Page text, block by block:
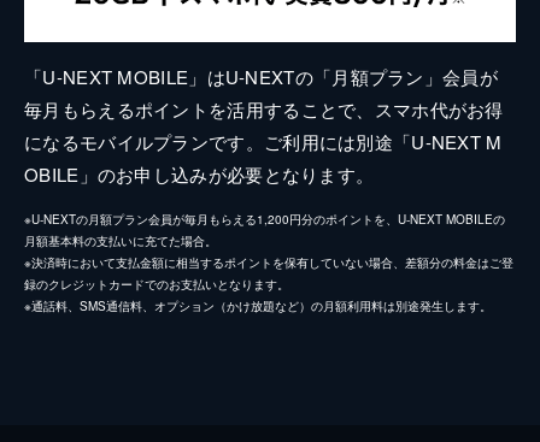
「U-NEXT MOBILE」はU-NEXTの「月額プラン」会員が
毎月もらえるポイントを活用することで、スマホ代がお得
になるモバイルプランです。ご利用には別途「U-NEXT M
OBILE」のお申し込みが必要となります。
※U-NEXTの月額プラン会員が毎月もらえる1,200円分のポイントを、U-NEXT MOBILEの
月額基本料の支払いに充てた場合。
※決済時において支払金額に相当するポイントを保有していない場合、差額分の料金はご登
録のクレジットカードでのお支払いとなります。
※通話料、SMS通信料、オプション（かけ放題など）の月額利用料は別途発生します。